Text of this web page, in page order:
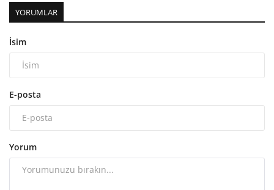
YORUMLAR
İsim
E-posta
Yorum